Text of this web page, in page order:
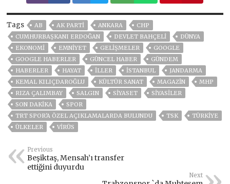
Tags AB AK PARTİ ANKARA
CHP
CUMHURBAŞKANI ERDOĞAN
DEVLET BAHÇELİ
DÜNYA
EKONOMİ
EMNİYET GELIŞMELER
GOOGLE
GOOGLE HABERLER
GÜNCEL HABER
GÜNDEM
HABERLER
HAYAT İLLER ISTANBUL
JANDARMA
KEMAL KILIÇDAROĞLU
KÜLTÜR SANAT MAGAZİN
MHP
RIZA ÇALIMBAY
SALGIN SİYASET
SİYASİLER
SON DAKIKA
SPOR
TRT SPOR'A ÖZEL AÇIKLAMALARDA BULUNDU
TSK
TÜRKİYE
ÜLKELER
VIRÜS
Previous
Beşiktaş, Mensah’ı transfer
ettiğini duyurdu
Next